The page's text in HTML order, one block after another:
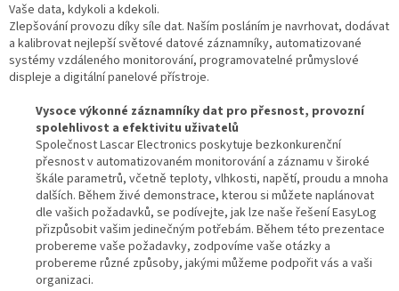
Vaše data, kdykoli a kdekoli.
Zlepšování provozu díky síle dat. Naším posláním je navrhovat, dodávat
a kalibrovat nejlepší světové datové záznamníky, automatizované
systémy vzdáleného monitorování, programovatelné průmyslové
displeje a digitální panelové přístroje.
Vysoce výkonné záznamníky dat pro přesnost, provozní
spolehlivost a efektivitu uživatelů
Společnost Lascar Electronics poskytuje bezkonkurenční
přesnost v automatizovaném monitorování a záznamu v široké
škále parametrů, včetně teploty, vlhkosti, napětí, proudu a mnoha
dalších. Během živé demonstrace, kterou si můžete naplánovat
dle vašich požadavků, se podívejte, jak lze naše řešení EasyLog
přizpůsobit vašim jedinečným potřebám. Během této prezentace
probereme vaše požadavky, zodpovíme vaše otázky a
probereme různé způsoby, jakými můžeme podpořit vás a vaši
organizaci.